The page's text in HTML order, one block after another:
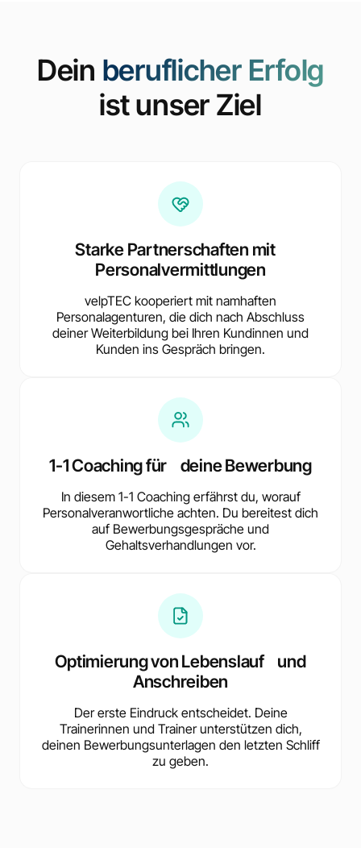
Dein beruflicher Erfolg
ist unser Ziel
Starke Partnerschaften mit
Personalvermittlungen
velpTEC kooperiert mit namhaften
Personalagenturen, die dich nach Abschluss
deiner Weiterbildung bei Ihren Kundinnen und
Kunden ins Gespräch bringen.
1-1 Coaching für deine Bewerbung
In diesem 1-1 Coaching erfährst du, worauf
Personalveranwortliche achten. Du bereitest dich
auf Bewerbungsgespräche und
Gehaltsverhandlungen vor.
Optimierung von Lebenslauf und
Anschreiben
Der erste Eindruck entscheidet. Deine
Trainerinnen und Trainer unterstützen dich,
deinen Bewerbungsunterlagen den letzten Schliff
zu geben.